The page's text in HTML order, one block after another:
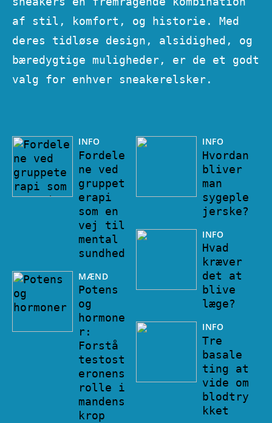
af stil, komfort, og historie. Med
deres tidløse design, alsidighed, og
bæredygtige muligheder, er de et godt
valg for enhver sneakerelsker.
INFO
Fordele
ne ved
gruppet
erapi
som en
vej til
mental
sundhed
MÆND
Potens
og
hormone
r:
Forstå
testost
eronens
rolle i
mandens
krop
INFO
Hvordan
bliver
man
sygeple
jerske?
INFO
Hvad
kræver
det at
blive
læge?
INFO
Tre
basale
ting at
vide om
blodtry
kket